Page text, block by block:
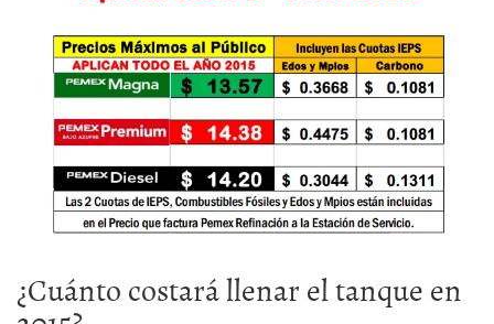
¿Cuánto costará llenar el tanque en